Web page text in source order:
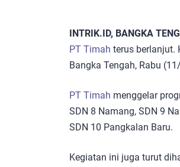
INTRIK.ID, BANGKA
PT Timah terus berlanjut.
Bangka Tengah, Rabu
PT Timah menggelar
SDN 8 Namang, SDN 9
SDN 10 Pangkalan Baru.
Kegiatan ini juga turut